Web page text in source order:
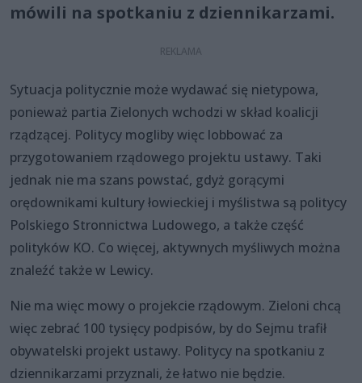
mówili na spotkaniu z dziennikarzami.
Sytuacja politycznie może wydawać się nietypowa,
ponieważ partia Zielonych wchodzi w skład koalicji
rządzącej. Politycy mogliby więc lobbować za
przygotowaniem rządowego projektu ustawy. Taki
jednak nie ma szans powstać, gdyż gorącymi
orędownikami kultury łowieckiej i myślistwa są politycy
Polskiego Stronnictwa Ludowego, a także część
polityków KO. Co więcej, aktywnych myśliwych można
znaleźć także w Lewicy.
Nie ma więc mowy o projekcie rządowym. Zieloni chcą
więc zebrać 100 tysięcy podpisów, by do Sejmu trafił
obywatelski projekt ustawy. Politycy na spotkaniu z
dziennikarzami przyznali, że łatwo nie będzie.